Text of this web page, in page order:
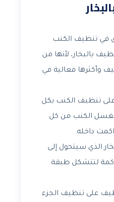
في تنظيف الكنب
بالبخار، لأنها من
وأكثرها فعالية في
على تنظيف الكنب بكل
الكنب من كل
داخله.
الذي سيتحول إلى
لتتشكل طبقة
على تنظيف الجزء